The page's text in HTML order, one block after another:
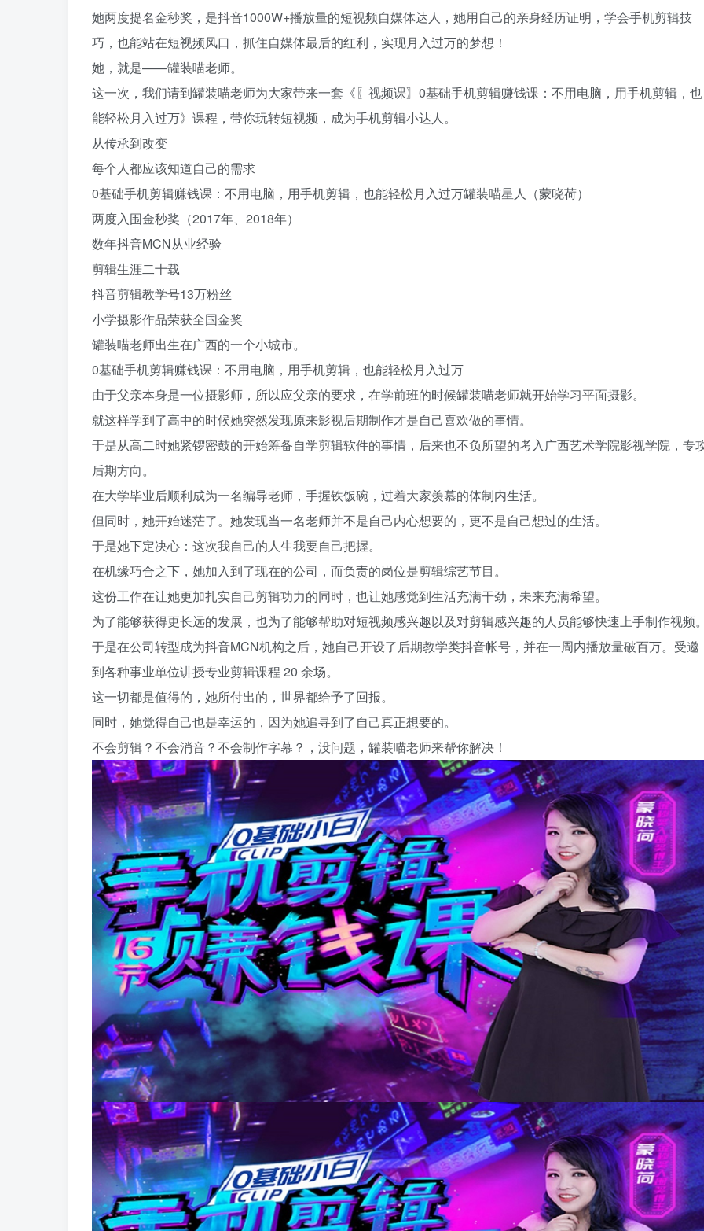
她两度提名金秒奖，是抖音1000W+播放量的短视频自媒体达人，她用自己的亲身经历证明，学会手机剪辑技
巧，也能站在短视频风口，抓住自媒体最后的红利，实现月入过万的梦想！
她，就是——罐装喵老师。
这一次，我们请到罐装喵老师为大家带来一套《〖视频课〗0基础手机剪辑赚钱课：不用电脑，用手机剪辑，也
能轻松月入过万》课程，带你玩转短视频，成为手机剪辑小达人。
从传承到改变
每个人都应该知道自己的需求
0基础手机剪辑赚钱课：不用电脑，用手机剪辑，也能轻松月入过万罐装喵星人（蒙晓荷）
两度入围金秒奖（2017年、2018年）
数年抖音MCN从业经验
剪辑生涯二十载
抖音剪辑教学号13万粉丝
小学摄影作品荣获全国金奖
罐装喵老师出生在广西的一个小城市。
0基础手机剪辑赚钱课：不用电脑，用手机剪辑，也能轻松月入过万
由于父亲本身是一位摄影师，所以应父亲的要求，在学前班的时候罐装喵老师就开始学习平面摄影。
就这样学到了高中的时候她突然发现原来影视后期制作才是自己喜欢做的事情。
于是从高二时她紧锣密鼓的开始筹备自学剪辑软件的事情，后来也不负所望的考入广西艺术学院影视学院，专
后期方向。
在大学毕业后顺利成为一名编导老师，手握铁饭碗，过着大家羡慕的体制内生活。
但同时，她开始迷茫了。她发现当一名老师并不是自己内心想要的，更不是自己想过的生活。
于是她下定决心：这次我自己的人生我要自己把握。
在机缘巧合之下，她加入到了现在的公司，而负责的岗位是剪辑综艺节目。
这份工作在让她更加扎实自己剪辑功力的同时，也让她感觉到生活充满干劲，未来充满希望。
为了能够获得更长远的发展，也为了能够帮助对短视频感兴趣以及对剪辑感兴趣的人员能够快速上手制作视频
于是在公司转型成为抖音MCN机构之后，她自己开设了后期教学类抖音帐号，并在一周内播放量破百万。受邀
到各种事业单位讲授专业剪辑课程 20 余场。
这一切都是值得的，她所付出的，世界都给予了回报。
同时，她觉得自己也是幸运的，因为她追寻到了自己真正想要的。
不会剪辑？不会消音？不会制作字幕？，没问题，罐装喵老师来帮你解决！